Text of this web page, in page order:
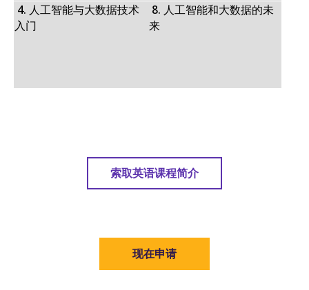
4. 人工智能与大数据技术
入门
8. 人工智能和大数据的未
来
索取英语课程简介
现在申请